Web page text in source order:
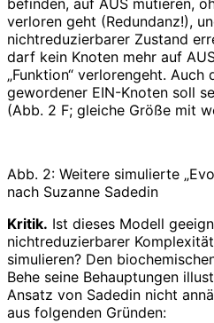
befinden, auf AUS mutieren,
verloren geht (Redundanz!),
nichtreduzierbarer Zustand
darf kein Knoten mehr auf
„Funktion“ verlorengeht.
gewordener EIN-Knoten soll
(Abb. 2 F; gleiche Größe mit
Abb. 2: Weitere simulierte
nach Suzanne Sadedin
Kritik. Ist dieses Modell
nichtreduzierbarer Komplexität
simulieren? Den
Behe seine Behauptungen
Ansatz von Sadedin nicht
aus folgenden Gründen: